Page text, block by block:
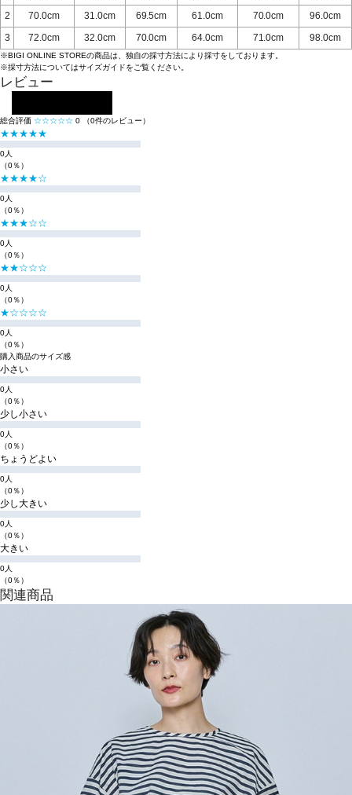
2
70.0cm 31.0cm 69.5cm 61.0cm 70.0cm
96.0cm
3
72.0cm 32.0cm 70.0cm 64.0cm 71.0cm 98.0cm
※BIGI ONLINE STOREの商品は、独自の採寸方法により採寸をしております。
※採寸方法についてはサイズガイドをご覧ください。
レビュー
総合評価 ☆☆☆☆☆ 0 （0件のレビュー）
★★★★★
0人
（0％）
★★★★☆
0人
（0％）
★★★☆☆
0人
（0％）
★★☆☆☆
0人
（0％）
★☆☆☆☆
0人
（0％）
購入商品のサイズ感
小さい
0人
（0％）
少し小さい
0人
（0％）
ちょうどよい
0人
（0％）
少し大きい
0人
（0％）
大きい
0人
（0％）
関連商品